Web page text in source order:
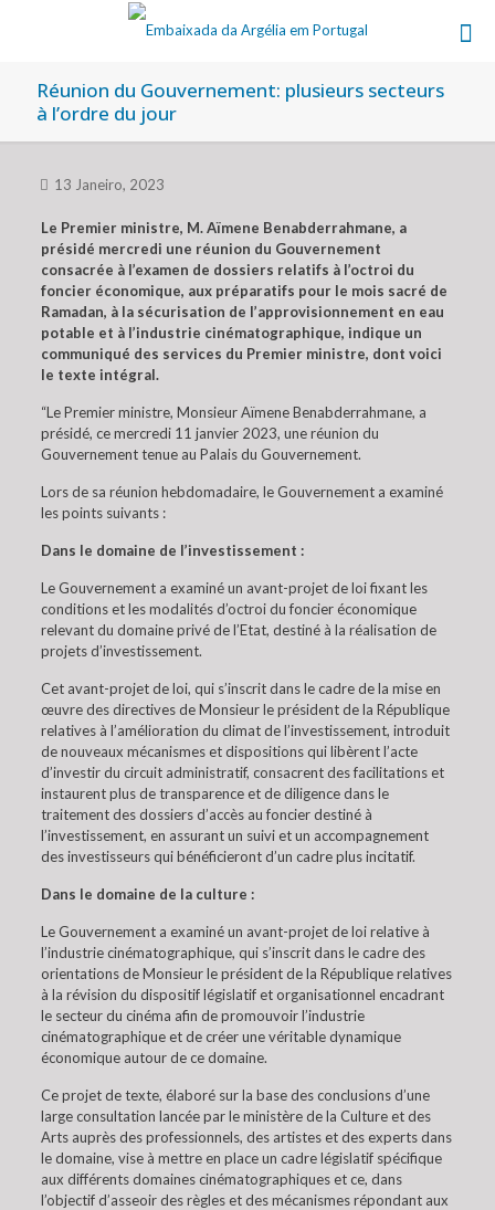
Réunion du Gouvernement: plusieurs secteurs
à l’ordre du jour
13 Janeiro, 2023
Le Premier ministre, M. Aïmene Benabderrahmane, a
présidé mercredi une réunion du Gouvernement
consacrée à l’examen de dossiers relatifs à l’octroi du
foncier économique, aux préparatifs pour le mois sacré de
Ramadan, à la sécurisation de l’approvisionnement en eau
potable et à l’industrie cinématographique, indique un
communiqué des services du Premier ministre, dont voici
le texte intégral.
“Le Premier ministre, Monsieur Aïmene Benabderrahmane, a
présidé, ce mercredi 11 janvier 2023, une réunion du
Gouvernement tenue au Palais du Gouvernement.
Lors de sa réunion hebdomadaire, le Gouvernement a examiné
les points suivants :
Dans le domaine de l’investissement :
Le Gouvernement a examiné un avant-projet de loi fixant les
conditions et les modalités d’octroi du foncier économique
relevant du domaine privé de l’Etat, destiné à la réalisation de
projets d’investissement.
Cet avant-projet de loi, qui s’inscrit dans le cadre de la mise en
œuvre des directives de Monsieur le président de la République
relatives à l’amélioration du climat de l’investissement, introduit
de nouveaux mécanismes et dispositions qui libèrent l’acte
d’investir du circuit administratif, consacrent des facilitations et
instaurent plus de transparence et de diligence dans le
traitement des dossiers d’accès au foncier destiné à
l’investissement, en assurant un suivi et un accompagnement
des investisseurs qui bénéficieront d’un cadre plus incitatif.
Dans le domaine de la culture :
Le Gouvernement a examiné un avant-projet de loi relative à
l’industrie cinématographique, qui s’inscrit dans le cadre des
orientations de Monsieur le président de la République relatives
à la révision du dispositif législatif et organisationnel encadrant
le secteur du cinéma afin de promouvoir l’industrie
cinématographique et de créer une véritable dynamique
économique autour de ce domaine.
Ce projet de texte, élaboré sur la base des conclusions d’une
large consultation lancée par le ministère de la Culture et des
Arts auprès des professionnels, des artistes et des experts dans
le domaine, vise à mettre en place un cadre législatif spécifique
aux différents domaines cinématographiques et ce, dans
l’objectif d’asseoir des règles et des mécanismes répondant aux